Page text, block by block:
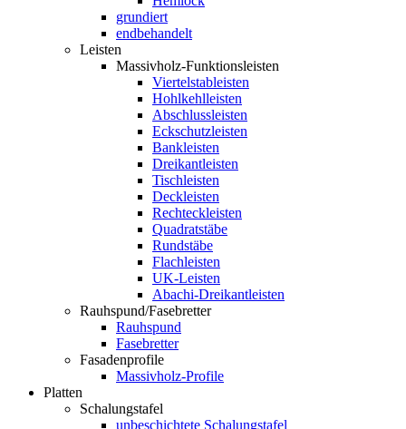
grundiert
endbehandelt
Leisten
Massivholz-Funktionsleisten
Viertelstableisten
Hohlkehlleisten
Abschlussleisten
Eckschutzleisten
Bankleisten
Dreikantleisten
Tischleisten
Deckleisten
Rechteckleisten
Quadratstäbe
Rundstäbe
Flachleisten
UK-Leisten
Abachi-Dreikantleisten
Rauhspund/Fasebretter
Rauhspund
Fasebretter
Fasadenprofile
Massivholz-Profile
Platten
Schalungstafel
unbeschichtete Schalungstafel